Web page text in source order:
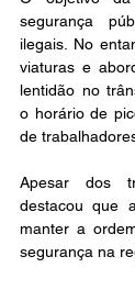
segurança
ilegais. No
viaturas e
lentidão no
o horário de
de
Apesar dos
destacou que
manter a
segurança na